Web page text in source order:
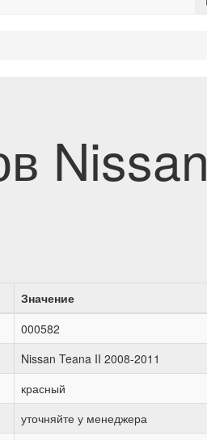
Nissan
Значение
000582
Nissan Teana II 2008-2011
красный
уточняйте у менеджера